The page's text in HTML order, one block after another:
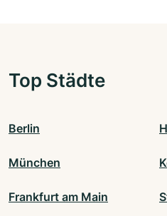
Top Städte
Berlin
München
Frankfurt am Main